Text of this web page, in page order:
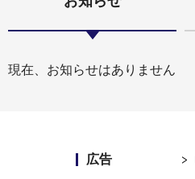
現在、お知らせはありません
広告